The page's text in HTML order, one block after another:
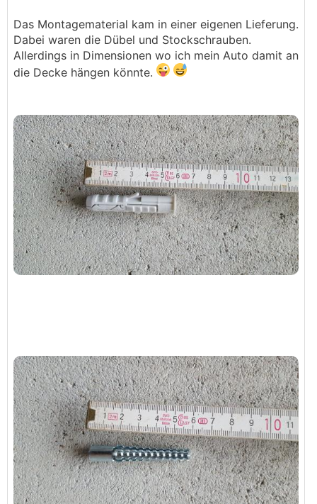
Das Montagematerial kam in einer eigenen Lieferung.
Dabei waren die Dübel und Stockschrauben.
Allerdings in Dimensionen wo ich mein Auto damit an
die Decke hängen könnte.